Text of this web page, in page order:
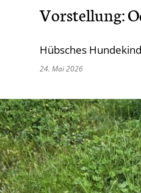
Katzen
Vorstellung:
Hübsches
24. Mai 2026